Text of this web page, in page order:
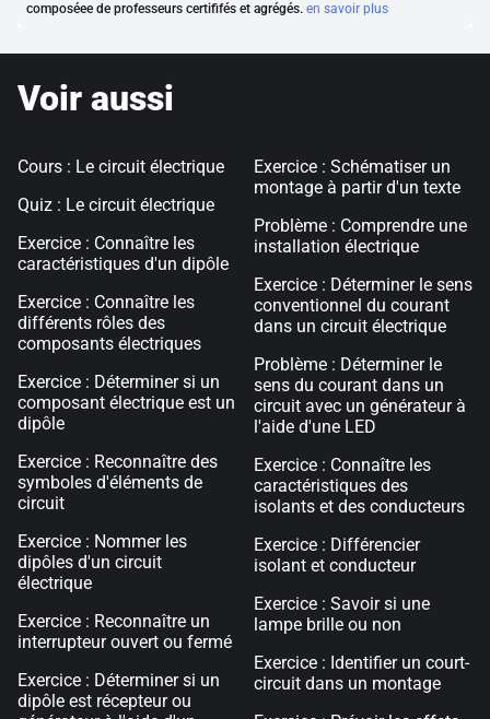
composéee de professeurs certififés et agrégés. en savoir plus
Voir aussi
Cours : Le circuit électrique
Quiz : Le circuit électrique
Exercice : Connaître les
caractéristiques d'un dipôle
Exercice : Connaître les
différents rôles des
composants électriques
Exercice : Déterminer si un
composant électrique est un
dipôle
Exercice : Reconnaître des
symboles d'éléments de
circuit
Exercice : Nommer les
dipôles d'un circuit
électrique
Exercice : Reconnaître un
interrupteur ouvert ou fermé
Exercice : Déterminer si un
dipôle est récepteur ou
Exercice : Schématiser un
montage à partir d'un texte
Problème : Comprendre une
installation électrique
Exercice : Déterminer le sens
conventionnel du courant
dans un circuit électrique
Problème : Déterminer le
sens du courant dans un
circuit avec un générateur à
l'aide d'une LED
Exercice : Connaître les
caractéristiques des
isolants et des conducteurs
Exercice : Différencier
isolant et conducteur
Exercice : Savoir si une
lampe brille ou non
Exercice : Identifier un court-
circuit dans un montage